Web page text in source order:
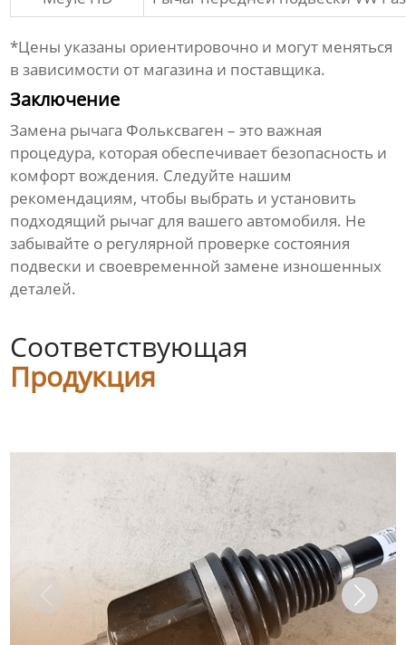
*Цены указаны ориентировочно и могут меняться
в зависимости от магазина и поставщика.
Заключение
Замена рычага Фольксваген – это важная
процедура, которая обеспечивает безопасность и
комфорт вождения. Следуйте нашим
рекомендациям, чтобы выбрать и установить
подходящий рычагдля вашего автомобиля. Не
забывайте о регулярной проверке состояния
подвески и своевременной замене изношенных
деталей.
Соответствующая
Продукция